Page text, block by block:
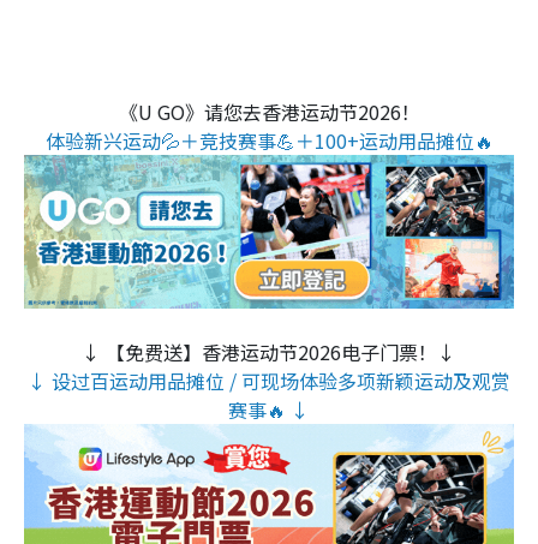
《U GO》请您去香港运动节2026！
体验新兴运动💦＋竞技赛事💪＋100+运动用品摊位🔥
↓ 【免费送】香港运动节2026电子门票！↓
↓ 设过百运动用品摊位 / 可现场体验多项新颖运动及观赏
赛事🔥 ↓